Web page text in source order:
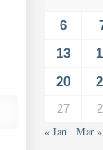
6
13
20
27
« Jan Mar »